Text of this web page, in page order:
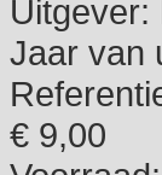
Uitgever:
Jaar van
€ 9,00